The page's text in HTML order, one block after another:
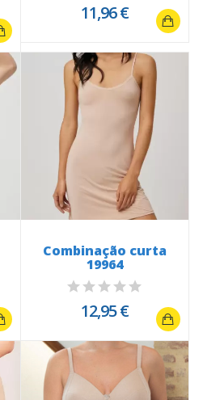
11,96 €
Combinação curta
19964
12,95 €